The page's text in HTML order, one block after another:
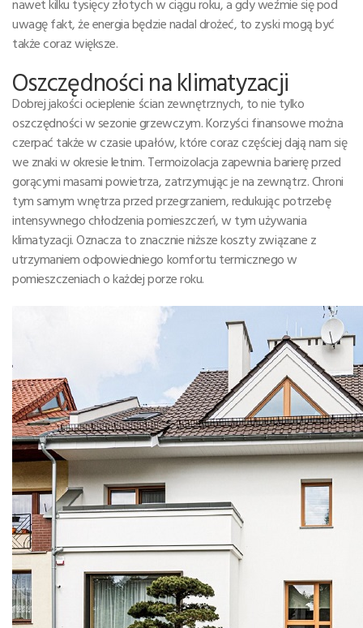
nawet kilku tysięcy złotych w ciągu roku, a gdy weźmie się pod
uwagę fakt, że energia będzie nadal drożeć, to zyski mogą być
także coraz większe.
Oszczędności na klimatyzacji
Dobrej jakości ocieplenie ścian zewnętrznych, to nie tylko
oszczędności w sezonie grzewczym. Korzyści finansowe można
czerpać także w czasie upałów, które coraz częściej dają nam się
we znaki w okresie letnim. Termoizolacja zapewnia barierę przed
gorącymi masami powietrza, zatrzymując je na zewnątrz. Chroni
tym samym wnętrza przed przegrzaniem, redukując potrzebę
intensywnego chłodzenia pomieszczeń, w tym używania
klimatyzacji. Oznacza to znacznie niższe koszty związane z
utrzymaniem odpowiedniego komfortu termicznego w
pomieszczeniach o każdej porze roku.